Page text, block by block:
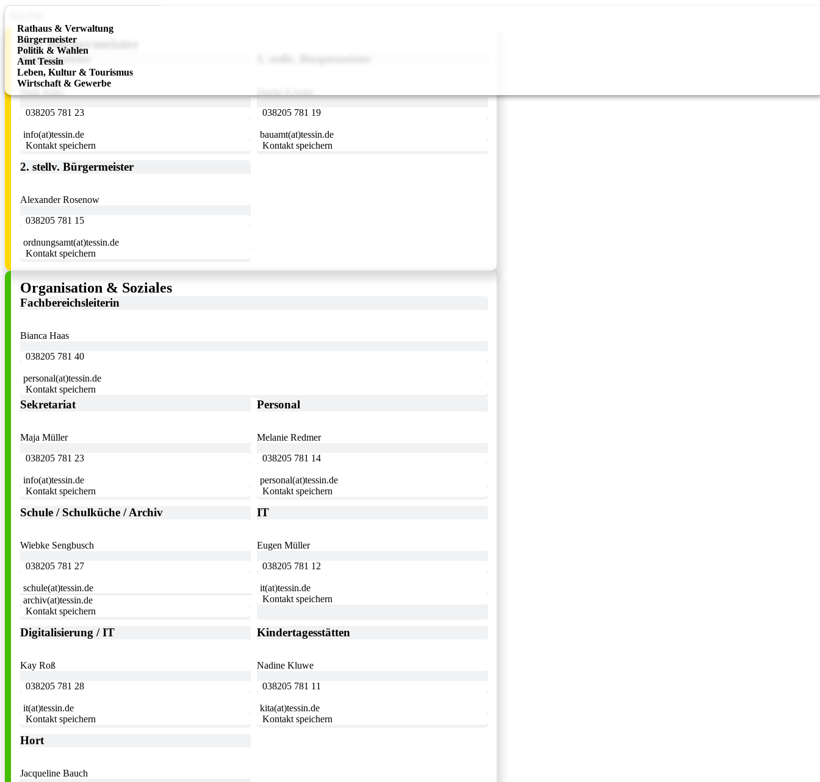
Rathaus & Verwaltung
Bürgermeister
Politik & Wahlen
Amt Tessin
Leben, Kultur & Tourismus
Wirtschaft & Gewerbe
Der Bürgermeister
Bürgermeister
Maik Ritter
038205 781 23
info(at)tessin.de
Kontakt speichern
1. stellv. Bürgermeister
Martin Krönke
038205 781 19
bauamt(at)tessin.de
Kontakt speichern
2. stellv. Bürgermeister
Alexander Rosenow
038205 781 15
ordnungsamt(at)tessin.de
Kontakt speichern
Organisation & Soziales
Fachbereichsleiterin
Bianca Haas
038205 781 40
personal(at)tessin.de
Kontakt speichern
Sekretariat
Maja Müller
038205 781 23
info(at)tessin.de
Kontakt speichern
Personal
Melanie Redmer
038205 781 14
personal(at)tessin.de
Kontakt speichern
Schule / Schulküche / Archiv
Wiebke Sengbusch
038205 781 27
schule(at)tessin.de
archiv(at)tessin.de
Kontakt speichern
IT
Eugen Müller
038205 781 12
it(at)tessin.de
Kontakt speichern
Digitalisierung / IT
Kay Roß
038205 781 28
it(at)tessin.de
Kontakt speichern
Kindertagesstätten
Nadine Kluwe
038205 781 11
kita(at)tessin.de
Kontakt speichern
Hort
Jacqueline Bauch